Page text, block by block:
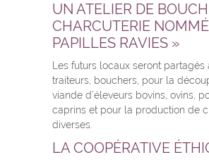
UN ATELIER DE
CHARCUTERIE
PAPILLES RAVIES »
Les futurs locaux seront partagés
traiteurs, bouchers, pour la
viande d’éleveurs bovins, ovins,
caprins et pour la production de
diverses.
LA COOPÉRATIVE